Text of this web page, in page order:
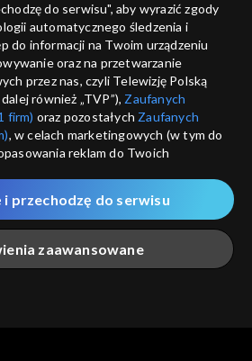
ANULUJ
usług
do serwisu", aby wyrazić zgody
automatycznego śledzenia i
do informacji na Twoim urządzeniu
oraz na przetwarzanie
przez nas, czyli Telewizję Polską
również „TVP”), Zaufanych
firm) oraz pozostałych Zaufanych
, w celach marketingowych (w tym do
reklam do Twoich
a także zgody na udostępnianie
PPID do Google.
podczas odwiedzania przez
serwisówzwanych dalej
zapisywane za pomocą
zaawansowane
przechodzę do serwisu